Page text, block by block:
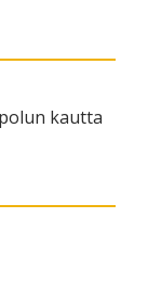
kautta